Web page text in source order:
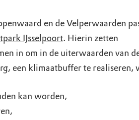
en de Velperwaarden
IJsselpoort. Hierin zetten
in om in de uiterwaarden van de
een klimaatbuffer te realiseren,
kan worden,